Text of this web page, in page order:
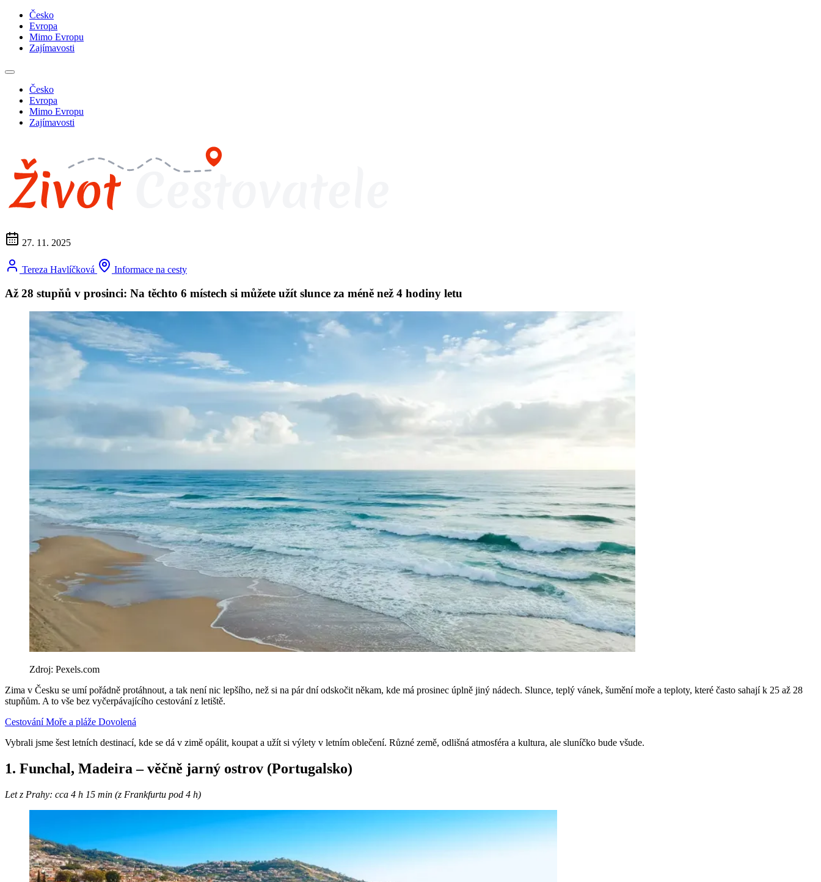
Česko
Evropa
Mimo Evropu
Zajímavosti
Česko
Evropa
Mimo Evropu
Zajímavosti
27. 11. 2025
Tereza Havlíčková Informace na cesty
Až 28 stupňů v prosinci: Na těchto 6 místech si můžete užít slunce za méně než 4 hodiny letu
Zdroj: Pexels.com
Zima v Česku se umí pořádně protáhnout, a tak není nic lepšího, než si na pár dní odskočit někam, kde má prosinec úplně jiný nádech. Slunce, teplý vánek, šumění moře a teploty, které často sahají k 25 až 28
stupňům. A to vše bez vyčerpávajícího cestování z letiště.
CestováníMoře a pláže Dovolená
Vybrali jsme šest letních destinací, kde se dá v zimě opálit, koupat a užít si výlety v letním oblečení. Různé země, odlišná atmosféra a kultura, ale sluníčko bude všude.
1. Funchal, Madeira – věčně jarný ostrov (Portugalsko)
Let z Prahy: cca 4 h 15 min (z Frankfurtu pod 4 h)